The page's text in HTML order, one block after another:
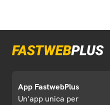
App FastwebPlus
Un'app unica per